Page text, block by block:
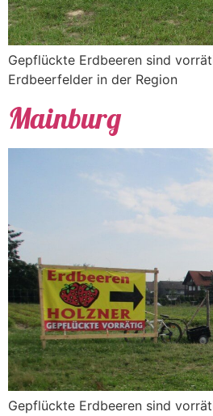
Gepflückte Erdbeeren sind
Erdbeerfelder in der Region
Mainburg
Gepflückte Erdbeeren sind